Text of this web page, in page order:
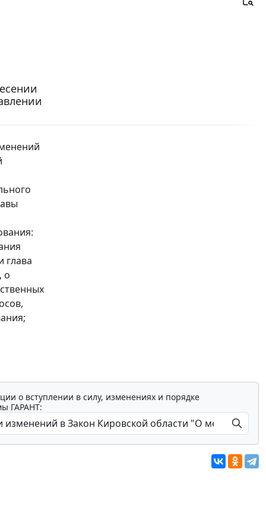
глава
о
о вступлении в силу, изменениях и порядке
ГАРАНТ: